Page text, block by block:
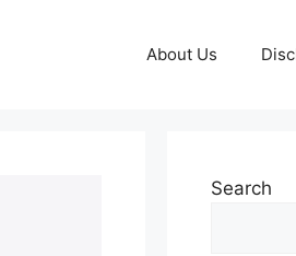
About Us
Search